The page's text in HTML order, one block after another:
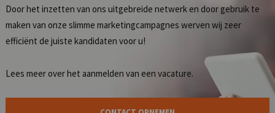
Door het inzetten van ons uitgebreide netwerk en door gebruik te
maken van onze slimme marketingcampagnes werven wij zeer
efficiënt de juiste kandidaten voor u!
Lees meer over het aanmelden van een vacature.